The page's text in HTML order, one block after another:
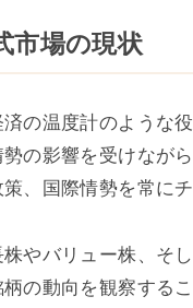
市場の現状
の温度計のような
の影響を受けなが
、国際情勢を常に
やバリュー株、そ
の動向を観察する